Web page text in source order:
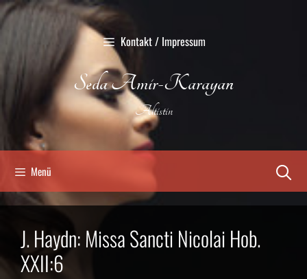
Zum
Inhalt
Kontakt / Impressum
Seda Amir-Karayan
Altistin
Menü
J. Haydn: Missa Sancti Nicolai Hob.
XXII:6